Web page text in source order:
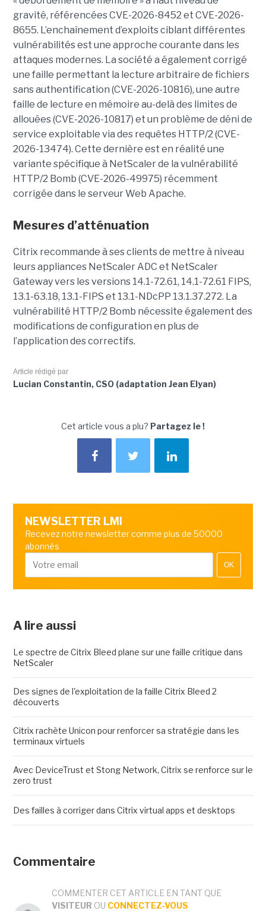
gravité, référencées CVE-2026-8452 et CVE-2026-
8655. L’enchaînement d’exploits ciblant différentes
vulnérabilités est une approche courante dans les
attaques modernes. La société a également corrigé
une faille permettant la lecture arbitraire de fichiers
sans authentification (CVE-2026-10816), une autre
faille de lecture en mémoire au-delà des limites de
allouées (CVE-2026-10817) et un problème de déni de
service exploitable via des requêtes HTTP/2 (CVE-
2026-13474). Cette dernière est en réalité une
variante spécifique à NetScaler de la vulnérabilité
HTTP/2 Bomb (CVE-2026-49975) récemment
corrigée dans le serveur Web Apache.
Mesures d’atténuation
Citrix recommande à ses clients de mettre à niveau
leurs appliances NetScaler ADC et NetScaler
Gateway vers les versions 14.1-72.61, 14.1-72.61 FIPS,
13.1-63.18, 13.1-FIPS et 13.1-NDcPP 13.1.37.272. La
vulnérabilité HTTP/2 Bomb nécessite également des
modifications de configuration en plus de
l’application des correctifs.
Article rédigé par
Lucian Constantin, CSO (adaptation Jean Elyan)
Cet article vous a plu? Partagez le !
NEWSLETTER LMI
Recevez notre newsletter comme plus de 50000
abonnés
OK
A lire aussi
Le spectre de Citrix Bleed plane sur une faille critique dans
NetScaler
Des signes de l'exploitation de la faille Citrix Bleed 2
découverts
Citrix rachète Unicon pour renforcer sa stratégie dans les
terminaux virtuels
Avec DeviceTrust et Stong Network, Citrix se renforce sur le
zero trust
Des failles à corriger dans Citrix virtual apps et desktops
Commentaire
COMMENTER CET ARTICLE EN TANT QUE
VISITEUR OU CONNECTEZ-VOUS